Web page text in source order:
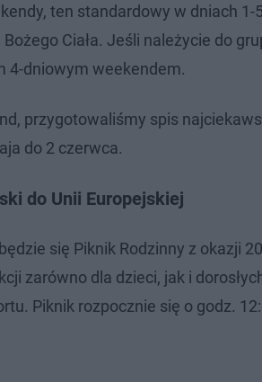
ten standardowy w dniach 1-
Ciała. Jeśli należycie do
4-dniowym weekendem.
przygotowaliśmy spis
do 2 czerwca.
do Unii Europejskiej
się Piknik Rodzinny z okazji
zarówno dla dzieci, jak i
Piknik rozpocznie się o godz.